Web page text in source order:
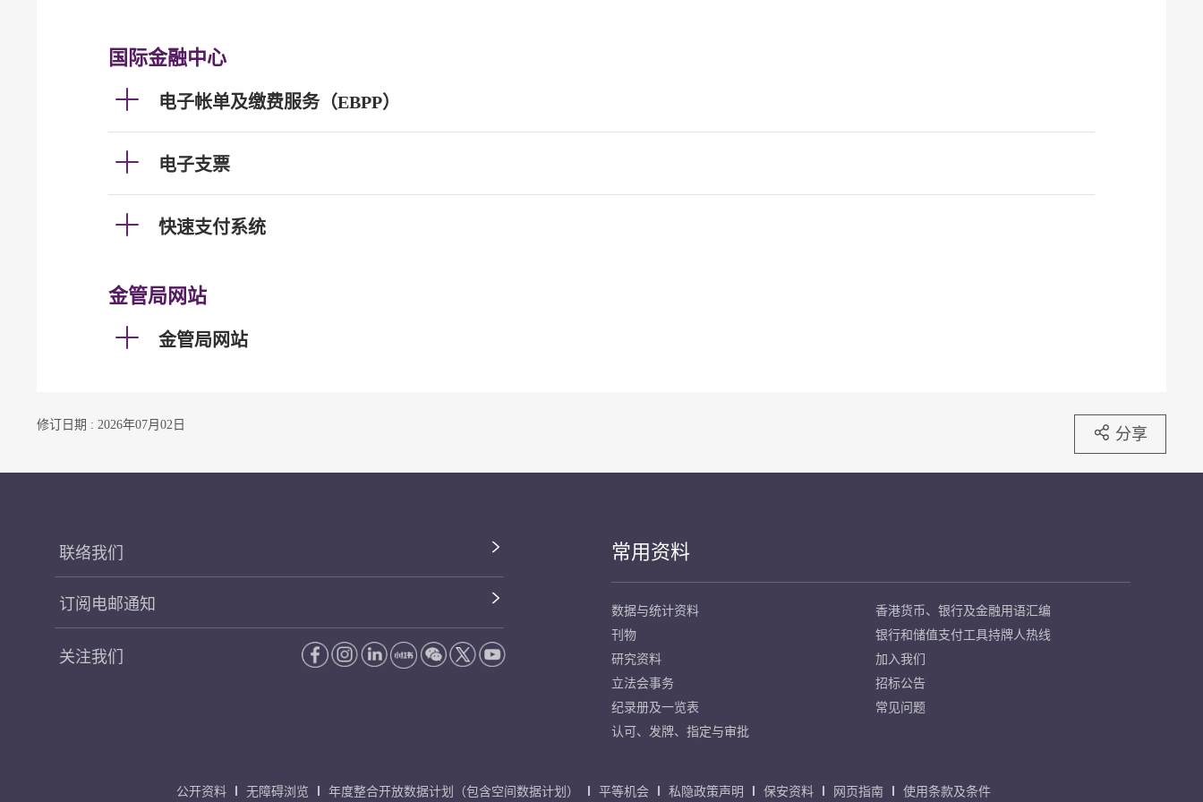
国际金融中心
电子帐单及缴费服务（EBPP）
电子支票
快速支付系统
金管局网站
金管局网站
修订日期 : 2026年07月02日 分享
联络我们
订阅电邮通知
关注我们
常用资料
数据与统计资料
刊物
研究资料
立法会事务
纪录册及一览表
认可、发牌、指定与审批
香港货币、银行及金融用语汇编
银行和储值支付工具持牌人热线
加入我们
招标公告
常见问题
公开资料 无障碍浏览 年度整合开放数据计划（包含空间数据计划） 平等机会 私隐政策声明 保安资料 网页指南 使用条款及条件